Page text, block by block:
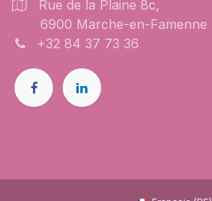
Rue de la Plaine 8c,
6900 Marche-en-Famenne
+32 84 37 73 36